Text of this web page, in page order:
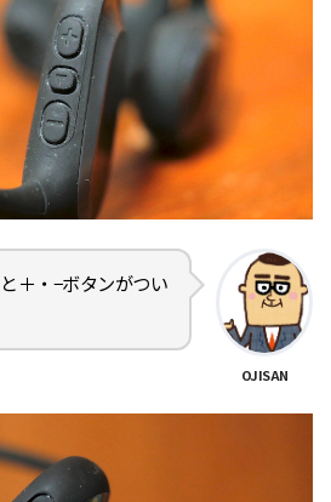
＋・−ボタンがつい
OJISAN